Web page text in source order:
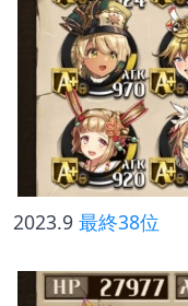
2023.9 最終38位